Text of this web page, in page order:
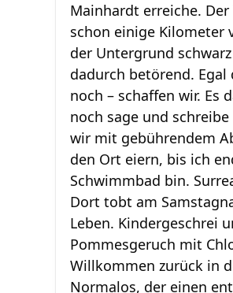
Mainhardt erreiche. Der
schon einige Kilometer
der Untergrund
dadurch betörend. Egal
noch – schaffen wir. Es
noch sage und
wir mit gebührendem
den Ort eiern, bis ich
Schwimmbad bin.
Dort tobt am
Leben. Kindergeschrei
Pommesgeruch mit
Willkommen zurück in
Normalos, der einen